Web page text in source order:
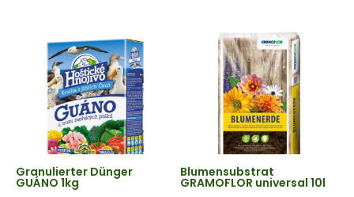
Granulierter Dünger
GUÁNO 1kg
Blumensubstrat
GRAMOFLOR universal 10l